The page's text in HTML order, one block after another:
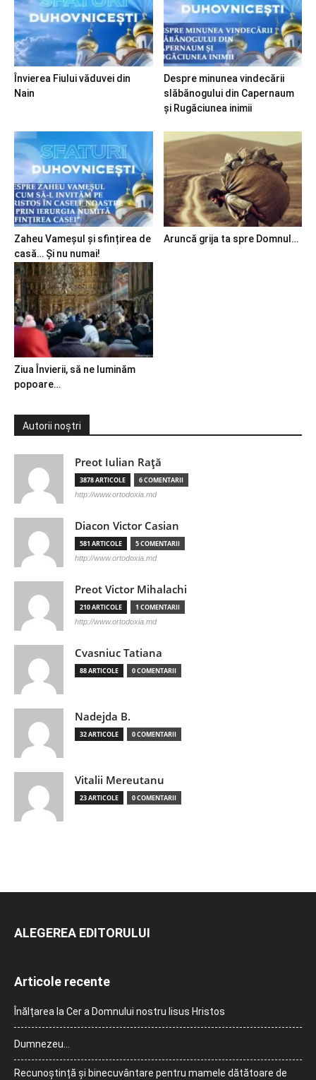
Învierea Fiului văduvei din
Nain
Despre minunea vindecării
slăbănogului din Capernaum
și Rugăciunea inimii
Zaheu Vameșul și sfințirea de
casă… Și nu numai!
Aruncă grija ta spre Domnul…
Ziua Învierii, să ne luminăm
popoare…
Autorii noștri
Preot Iulian Raţă
3878 ARTICOLE 6 COMENTARII
http://www.ortodoxia.md
Diacon Victor Casian
581 ARTICOLE 5 COMENTARII
http://www.ortodoxia.md
Preot Victor Mihalachi
210 ARTICOLE 1 COMENTARII
http://www.ortodoxia.md
Cvasniuc Tatiana
88 ARTICOLE 0 COMENTARII
Nadejda B.
32 ARTICOLE 0 COMENTARII
Vitalii Mereutanu
23 ARTICOLE 0 COMENTARII
ALEGEREA EDITORULUI
Articole recente
Înălțarea la Cer a Domnului nostru Iisus Hristos
Dumnezeu…
Recunoștință și binecuvântare pentru mamele dătătoare de